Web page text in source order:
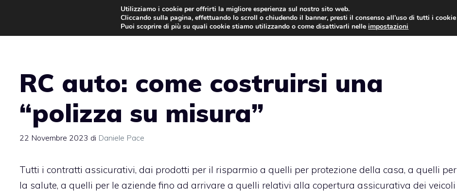
contenuto
AUTO NEWS
RC auto: come costruirsi una
“polizza su misura”
22 Novembre 2023 di Daniele Pace
Tutti i contratti assicurativi, dai prodotti per il risparmio a quelli per protezione della casa, a quelli per
la salute, a quelli per le aziende fino ad arrivare a quelli relativi alla copertura assicurativa dei veicoli
Utilizziamo i cookie per offrirti la migliore esperienza sul nostro sito web.
Cliccando sulla pagina, effettuando lo scroll o chiudendo il banner, presti il consenso all’uso di tutti i cookie
Puoi scoprire di più su quali cookie stiamo utilizzando o come disattivarli nelleimpostazioni